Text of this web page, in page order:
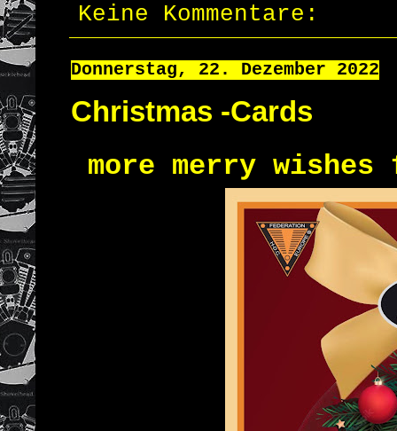
Keine Kommentare:
Donnerstag, 22. Dezember 2022
Christmas -Cards
more merry wishes